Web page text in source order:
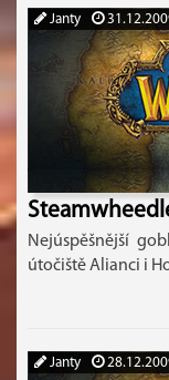
Janty
Nejúspěšnější
útočiště Alianci i
Janty